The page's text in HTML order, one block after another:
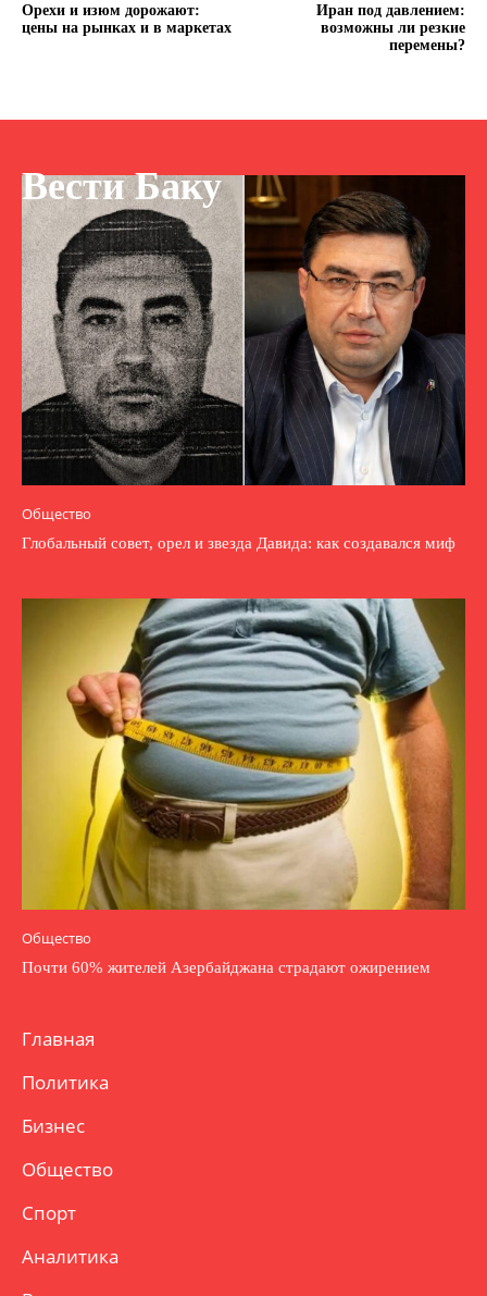
Орехи и изюм дорожают:
цены на рынках и в маркетах
Иран под давлением:
возможны ли резкие
перемены?
Вести Баку
Общество
Глобальный совет, орел и звезда Давида: как создавался миф
Общество
Почти 60% жителей Азербайджана страдают ожирением
Главная
Политика
Бизнес
Общество
Спорт
Аналитика